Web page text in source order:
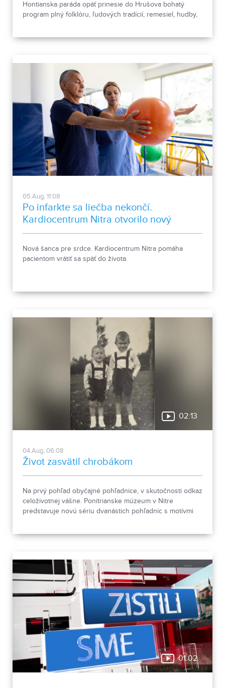
Hontianska paráda opäť prinesie do Hrušova bohatý
program plný folklóru, ľudových tradícií, remesiel, hudby,
spája generácie a uchováva bohatstvo slovenských
05.Aug, 11:08
Po infarkte sa liečba nekončí.
Kardiocentrum Nitra otvorilo nový
stacionár
Nová šanca pre srdce. Kardiocentrum Nitra pomáha
pacientom vrátiť sa späť do života.
02:13
04.Aug, 06:08
Život zasvätil chrobákom
Na prvý pohľad obyčajné pohľadnice, v skutočnosti odkaz
celoživotnej vášne. Ponitrianske múzeum v Nitre
predstavuje novú sériu dvanástich pohľadníc s motívmi
odchode.
01:02